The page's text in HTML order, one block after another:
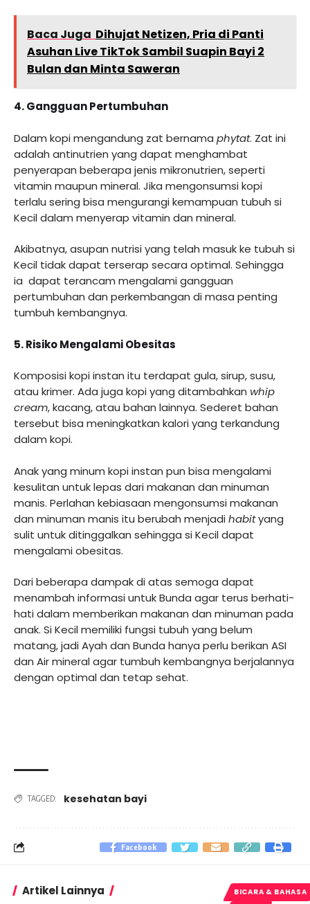
Baca Juga Dihujat Netizen, Pria di Panti
Asuhan Live TikTok Sambil Suapin Bayi 2
Bulan dan Minta Saweran
4. Gangguan Pertumbuhan
Dalam kopi mengandung zat bernama phytat. Zat ini
adalah antinutrien yang dapat menghambat
penyerapan beberapa jenis mikronutrien, seperti
vitamin maupun mineral. Jika mengonsumsi kopi
terlalu sering bisa mengurangi kemampuan tubuh si
Kecil dalam menyerap vitamin dan mineral.
Akibatnya, asupan nutrisi yang telah masuk ke tubuh si
Kecil tidak dapat terserap secara optimal. Sehingga
ia dapat terancam mengalami gangguan
pertumbuhan dan perkembangan di masa penting
tumbuh kembangnya.
5. Risiko Mengalami Obesitas
Komposisi kopi instan itu terdapat gula, sirup, susu,
atau krimer. Ada juga kopi yang ditambahkan whip
cream, kacang, atau bahan lainnya. Sederet bahan
tersebut bisa meningkatkan kalori yang terkandung
dalam kopi.
Anak yang minum kopi instan pun bisa mengalami
kesulitan untuk lepas dari makanan dan minuman
manis. Perlahan kebiasaan mengonsumsi makanan
dan minuman manis itu berubah menjadihabityang
sulit untuk ditinggalkan sehingga si Kecil dapat
mengalami obesitas.
Dari beberapa dampak di atas semoga dapat
menambah informasi untuk Bunda agar terus berhati-
hati dalam memberikan makanan dan minuman pada
anak. Si Kecil memiliki fungsi tubuh yang belum
matang, jadi Ayah dan Bunda hanya perlu berikan ASI
dan Air mineral agar tumbuh kembangnya berjalannya
dengan optimal dan tetap sehat.
TAGGED: kesehatan bayi
Facebook
Artikel Lainnya
BICARA & BAHASA